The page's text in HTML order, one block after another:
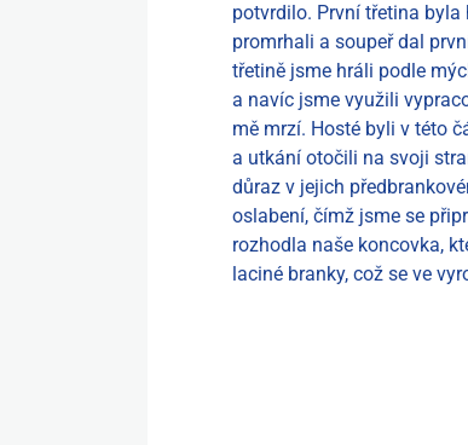
potvrdilo. První třetina byla
promrhali a soupeř dal
třetině jsme hráli podle
a navíc jsme využili
mě mrzí. Hosté byli v této
a utkání otočili na svoji
důraz v jejich
oslabení, čímž jsme se
rozhodla naše koncovka,
laciné branky, což se ve